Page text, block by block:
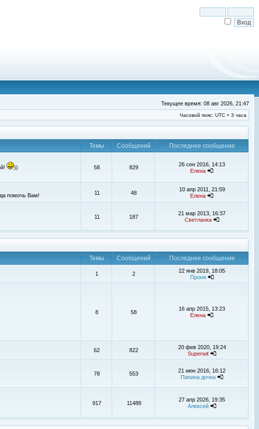
Текущее время: 08 авг 2026, 21:47
Часовой пояс: UTC + 3 часа
Темы Сообщений
Последнее сообщение
))
58 829
26 сен 2016, 14:13
Елена
помочь Вам! 11 48
10 апр 2011, 21:59
Елена
11 187
21 мар 2013, 16:37
Светланка
Темы Сообщений Последнее сообщение
1 2
22 янв 2019, 18:05
Проня
8 58
16 апр 2015, 13:23
Елена
62 822
20 фев 2020, 19:24
Superwit
78 553
21 июн 2016, 16:12
Папина дочка
917 11488
27 апр 2026, 19:35
Алексей